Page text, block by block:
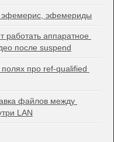
эфемерис, эфемериды
работать аппаратное
после suspend
про ref-qualified
файлов между
LAN